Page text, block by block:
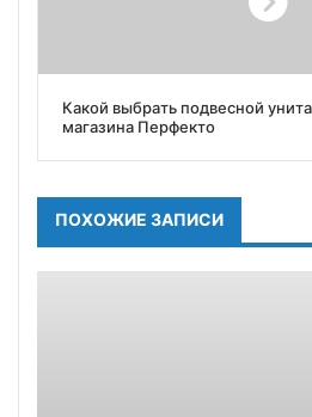
Какой выбрать подвесной
магазина Перфекто
ПОХОЖИЕ ЗАПИСИ